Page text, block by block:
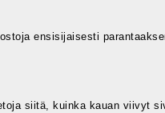
ensisijaisesti
siitä, kuinka kauan viivyt